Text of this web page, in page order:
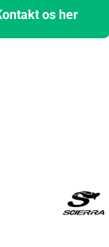
os her